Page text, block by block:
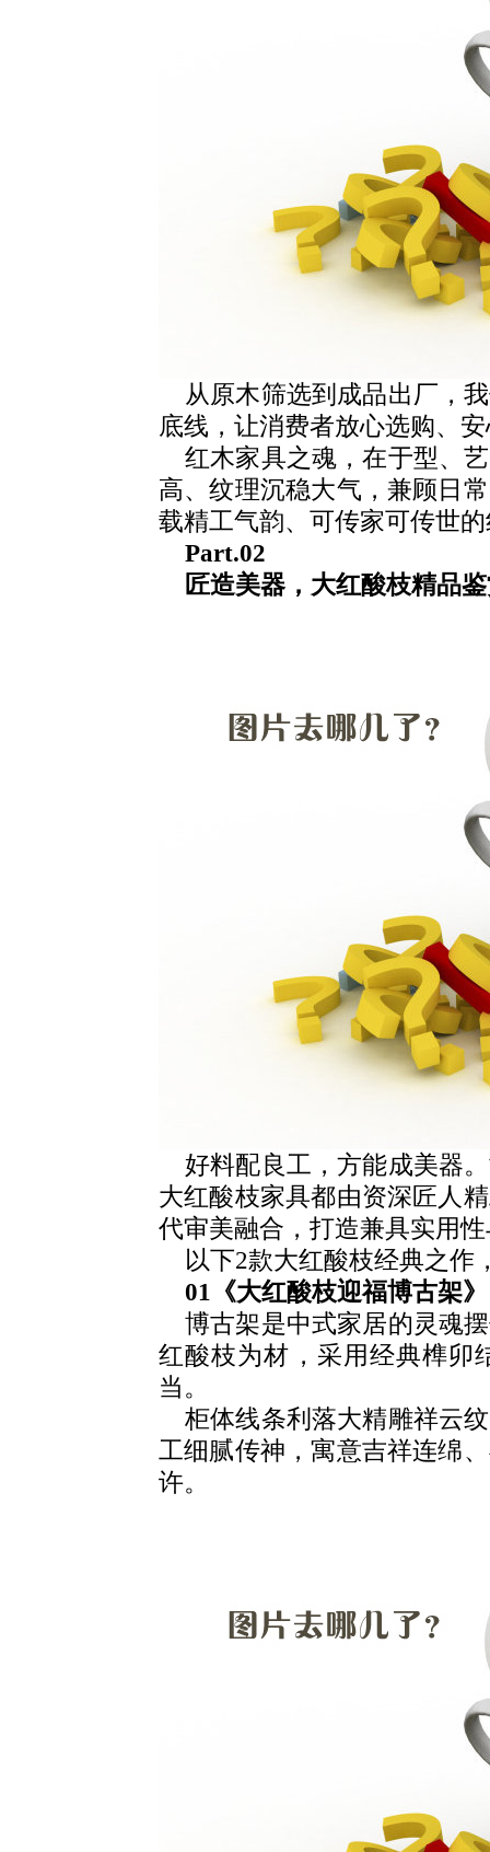
从原木筛选到成品出厂，
底线，让消费者放心选购、
红木家具之魂，在于型、
高、纹理沉稳大气，兼顾日
载精工气韵、可传家可传世
Part.02
匠造美器，大红酸枝精品
好料配良工，方能成美器
大红酸枝家具都由资深匠人
代审美融合，打造兼具实用
以下2款大红酸枝经典之作
01《大红酸枝迎福博古架》
博古架是中式家居的灵魂
红酸枝为材，采用经典榫卯
当。
柜体线条利落大精雕祥云
工细腻传神，寓意吉祥连绵
许。